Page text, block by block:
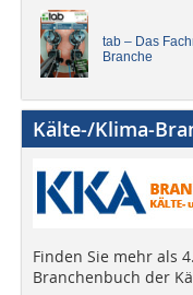
tab – Das
Branche
Kälte-/Klima-
Finden Sie mehr als
Branchenbuch der